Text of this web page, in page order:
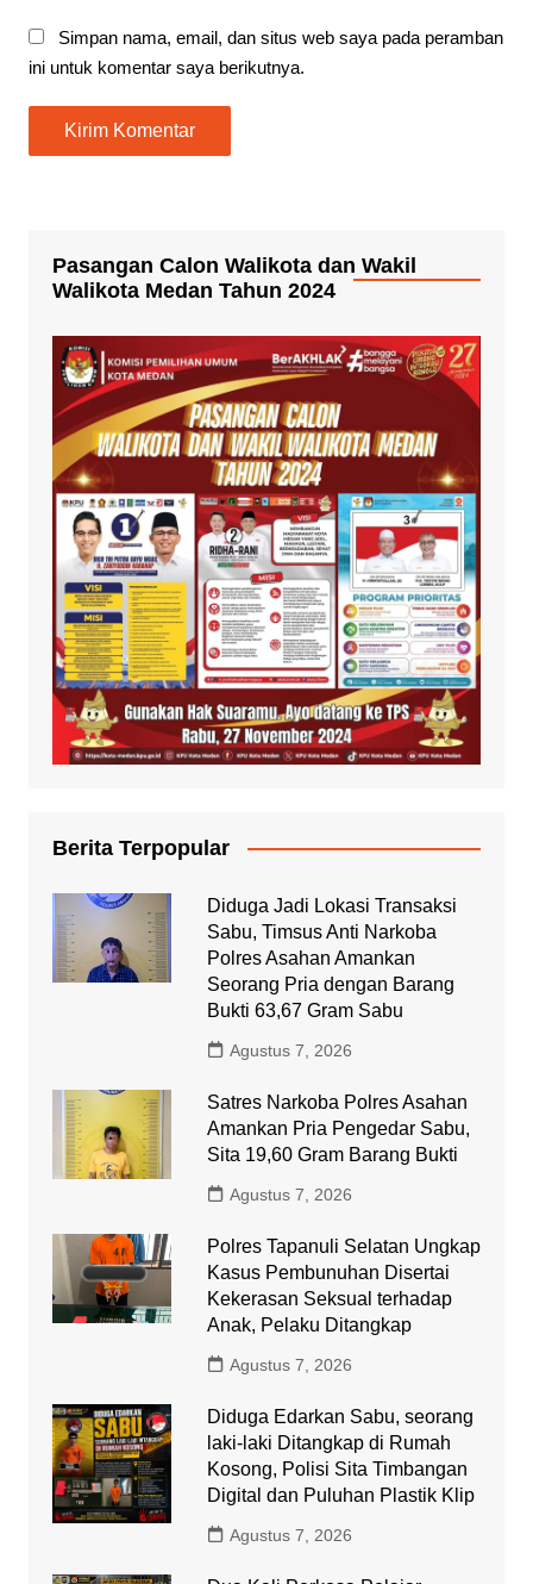
Simpan nama, email, dan situs web saya pada peramban
ini untuk komentar saya berikutnya.
Pasangan Calon Walikota dan Wakil
Walikota Medan Tahun 2024
Berita Terpopular
Diduga Jadi Lokasi Transaksi
Sabu, Timsus Anti Narkoba
Polres Asahan Amankan
Seorang Pria dengan Barang
Bukti 63,67 Gram Sabu
Agustus 7, 2026
Satres Narkoba Polres Asahan
Amankan Pria Pengedar Sabu,
Sita 19,60 Gram Barang Bukti
Agustus 7, 2026
Polres Tapanuli Selatan Ungkap
Kasus Pembunuhan Disertai
Kekerasan Seksual terhadap
Anak, Pelaku Ditangkap
Agustus 7, 2026
Diduga Edarkan Sabu, seorang
laki-laki Ditangkap di Rumah
Kosong, Polisi Sita Timbangan
Digital dan Puluhan Plastik Klip
Agustus 7, 2026